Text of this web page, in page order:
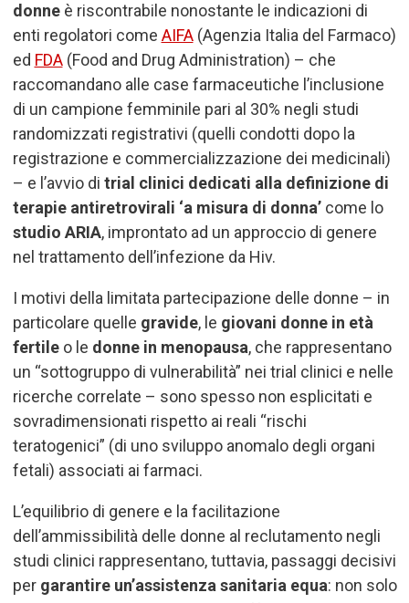
donne è riscontrabile nonostante le indicazioni di
enti regolatori come AIFA(Agenzia Italia del Farmaco)
ed FDA(Food and Drug Administration) – che
raccomandano alle case farmaceutiche l’inclusione
di un campione femminile pari al 30% negli studi
randomizzati registrativi (quelli condotti dopo la
registrazione e commercializzazione dei medicinali)
– e l’avvio di trial clinici dedicati alla definizione di
terapie antiretrovirali ‘a misura di donna’ come lo
studio ARIA, improntato ad un approccio di genere
nel trattamento dell’infezione da Hiv.
I motivi della limitata partecipazione delle donne – in
particolare quelle gravide, le giovani donne in età
fertileo le donne in menopausa, che rappresentano
un “sottogruppo di vulnerabilità” nei trial clinici e nelle
ricerche correlate – sono spesso non esplicitati e
sovradimensionati rispetto ai reali “rischi
teratogenici” (di uno sviluppo anomalo degli organi
fetali) associati ai farmaci.
L’equilibrio di genere e la facilitazione
dell’ammissibilità delle donne al reclutamento negli
studi clinici rappresentano, tuttavia, passaggi decisivi
per garantire un’assistenza sanitaria equa: non solo